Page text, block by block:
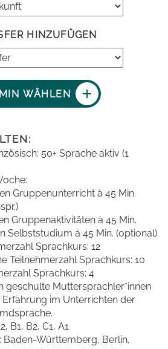
HINZUFÜGEN
WÄHLEN
50+ Sprache aktiv (1
Gruppenunterricht à 45 Min.
Gruppenaktivitäten à 45 Min.
Selbststudium à 45 Min. (optional)
Sprachkurs: 12
Teilnehmerzahl Sprachkurs: 10
Sprachkurs: 4
geschulte Muttersprachler*innen
im Unterrichten der
B1, B2, C1, A1
Baden-Württemberg, Berlin,